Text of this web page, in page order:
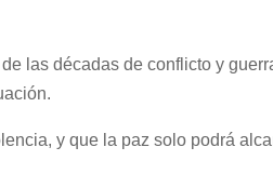
las décadas de conflicto y
y que la paz solo podrá